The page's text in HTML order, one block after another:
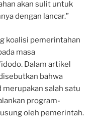
akan sulit untuk
dengan lancar.”
koalisi pemerintahan
masa
Dalam artikel
bahwa
salah satu
program-
oleh pemerintah.